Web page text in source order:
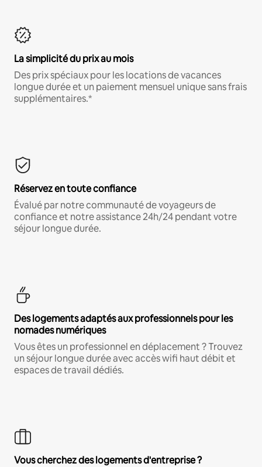
La simplicité du prix au mois
Des prix spéciaux pour les locations de vacances
longue durée et un paiement mensuel unique sans frais
supplémentaires.*
Réservez en toute confiance
Évalué par notre communauté de voyageurs de
confiance et notre assistance 24h/24 pendant votre
séjour longue durée.
Des logements adaptés aux professionnels pour les
nomades numériques
Vous êtes un professionnel en déplacement ? Trouvez
un séjour longue durée avec accès wifi haut débit et
espaces de travail dédiés.
Vous cherchez des logements d'entreprise ?